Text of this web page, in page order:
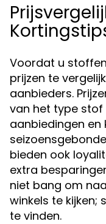
Voordat u
prijzen te
aanbieders.
van het type stof
aanbiedingen en
bieden ook
extra
niet bang om
winkels te kijken;
te vinden.